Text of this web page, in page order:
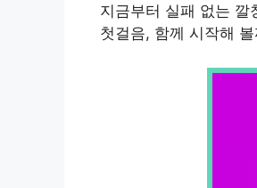
지금부터 실패 없는
첫걸음, 함께 시작해 볼